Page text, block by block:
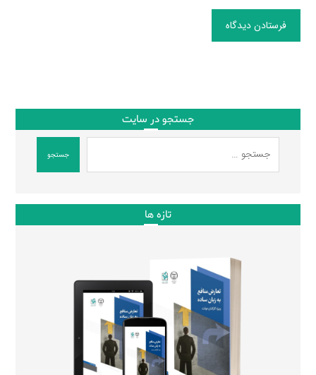
فرستادن دیدگاه
جستجو در سایت
جستجو
تازه ها